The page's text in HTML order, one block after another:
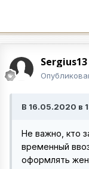
Sergius13
В 16.05.2020 в
Не важно, кто
временный
оформлять